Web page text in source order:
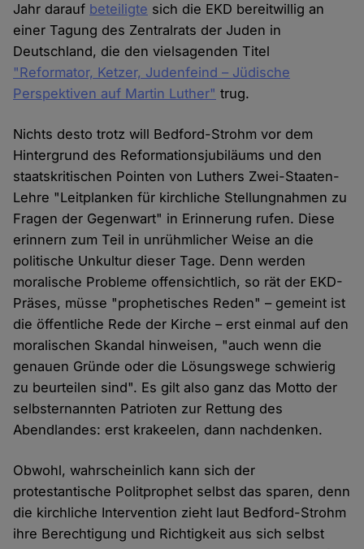
Jahr darauf beteiligte sich die EKD bereitwillig an
einer Tagung des Zentralrats der Juden in
Deutschland, die den vielsagenden Titel
"Reformator, Ketzer, Judenfeind – Jüdische
Perspektiven auf Martin Luther" trug.
Nichts desto trotz will Bedford-Strohm vor dem
Hintergrund des Reformationsjubiläums und den
staatskritischen Pointen von Luthers Zwei-Staaten-
Lehre "Leitplanken für kirchliche Stellungnahmen zu
Fragen der Gegenwart" in Erinnerung rufen. Diese
erinnern zum Teil in unrühmlicher Weise an die
politische Unkultur dieser Tage. Denn werden
moralische Probleme offensichtlich, so rät der EKD-
Präses, müsse "prophetisches Reden" – gemeint ist
die öffentliche Rede der Kirche – erst einmal auf den
moralischen Skandal hinweisen, "auch wenn die
genauen Gründe oder die Lösungswege schwierig
zu beurteilen sind". Es gilt also ganz das Motto der
selbsternannten Patrioten zur Rettung des
Abendlandes: erst krakeelen, dann nachdenken.
Obwohl, wahrscheinlich kann sich der
protestantische Politprophet selbst das sparen, denn
die kirchliche Intervention zieht laut Bedford-Strohm
ihre Berechtigung und Richtigkeit aus sich selbst